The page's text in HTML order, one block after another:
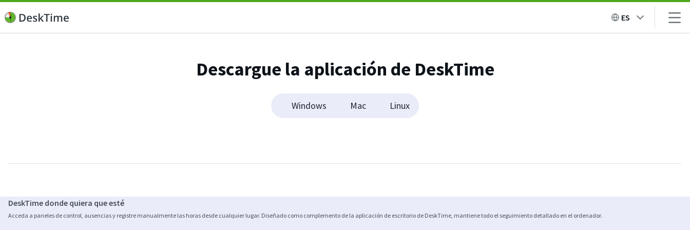
ES
Descargue la aplicación de DeskTime
Windows Mac Linux
DeskTime donde quiera que esté
Acceda a paneles de control, ausencias y registre manualmente las horas desde cualquier lugar. Diseñado como complemento de la aplicación de escritorio de DeskTime, mantiene todo el seguimiento detallado en el ordenador.